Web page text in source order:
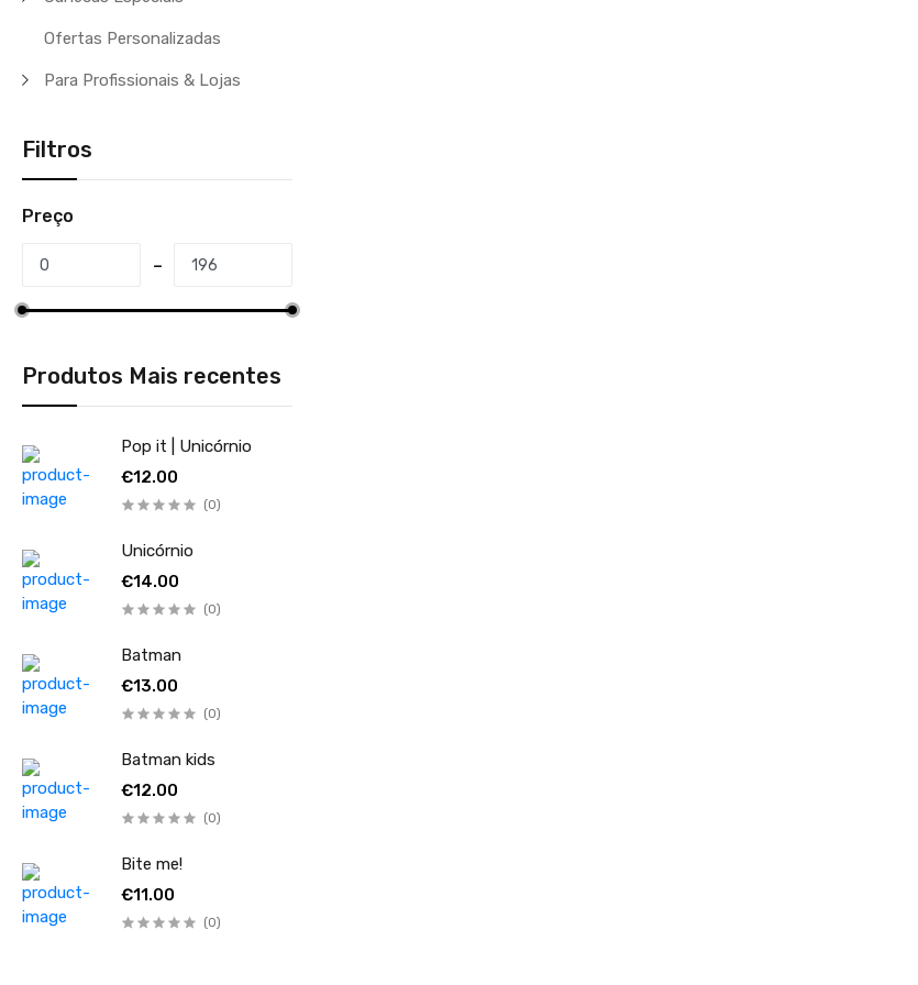
Ofertas Personalizadas
Para Profissionais & Lojas
Filtros
Preço
Produtos Mais recentes
Pop it | Unicórnio
€12.00
(0)
Unicórnio
€14.00
(0)
Batman
€13.00
(0)
Batman kids
€12.00
(0)
Bite me!
€11.00
(0)